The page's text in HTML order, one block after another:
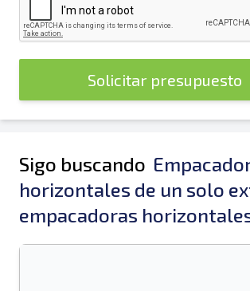
Solicitar presupuesto
Sigo buscando
horizontales de un solo
empacadoras